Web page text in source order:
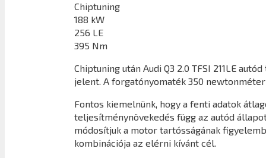
Chiptuning
188 kW
256 LE
395 Nm
Chiptuning után Audi Q3 2.0 TFSI 211LE autód
jelent. A forgatónyomaték 350
Fontos kiemelnünk, hogy a fenti adatok
teljesítménynövekedés függ az autód
módosítjuk a motor tartósságának
kombinációja az elérni kívánt cél.